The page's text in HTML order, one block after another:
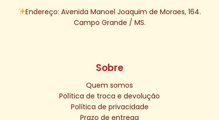
Endereço: Avenida Manoel Joaquim de Moraes, 164.
Campo Grande / MS.
Sobre
Quem somos
Política de troca e devolução
Política de privacidade
Prazo de entrega